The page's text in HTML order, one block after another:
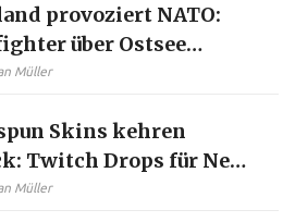
provoziert NATO:
über Ostsee
Müller
Skins kehren
Twitch Drops für New
Season 8
Müller